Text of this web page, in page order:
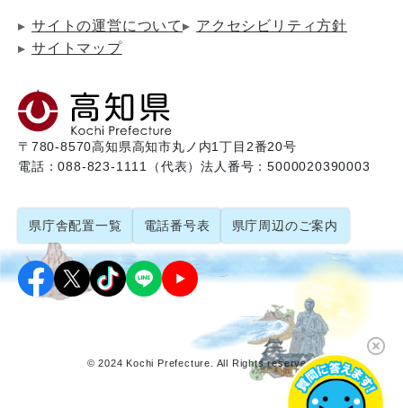
サイトの運営について
アクセシビリティ方針
サイトマップ
〒780-8570高知県高知市丸ノ内1丁目2番20号
電話：088-823-1111（代表）法人番号：5000020390003
県庁舎配置一覧 電話番号表 県庁周辺のご案内
© 2024 Kochi Prefecture. All Rights reserved.